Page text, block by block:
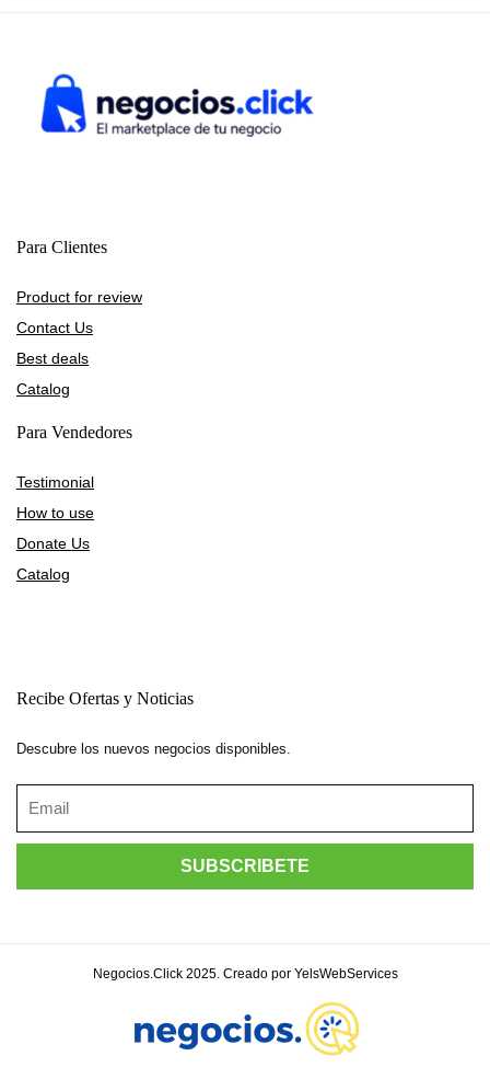
Para Clientes
Product for review
Contact Us
Best deals
Catalog
Para Vendedores
Testimonial
How to use
Donate Us
Catalog
Recibe Ofertas y Noticias
Descubre los nuevos negocios disponibles.
Negocios.Click 2025. Creado por YelsWebServices